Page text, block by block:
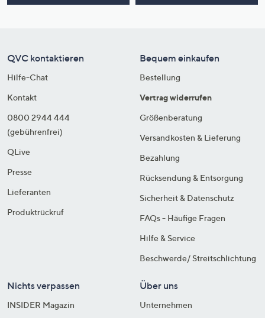
QVC kontaktieren
Hilfe-Chat
Kontakt
0800 2944 444
(gebührenfrei)
QLive
Presse
Lieferanten
Produktrückruf
Bequem einkaufen
Bestellung
Vertrag widerrufen
Größenberatung
Versandkosten & Lieferung
Bezahlung
Rücksendung & Entsorgung
Sicherheit & Datenschutz
FAQs - Häufige Fragen
Hilfe & Service
Beschwerde/ Streitschlichtung
Nichts verpassen
INSIDER Magazin
Über uns
Unternehmen